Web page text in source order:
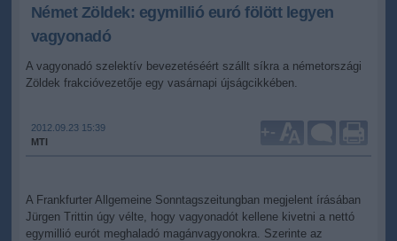
Német Zöldek: egymillió euró fölött legyen
vagyonadó
A vagyonadó szelektív bevezetéséért szállt síkra a németországi
Zöldek frakcióvezetője egy vasárnapi újságcikkében.
2012.09.23 15:39
MTI
+-
A Frankfurter Allgemeine Sonntagszeitungban megjelent írásában
Jürgen Trittin úgy vélte, hogy vagyonadót kellene kivetni a nettó
egymillió eurót meghaladó magánvagyonokra. Szerinte az